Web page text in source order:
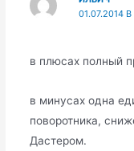
01.07.2014 В
в плюсах полный
в минусах одна
поворотника,
Дастером.